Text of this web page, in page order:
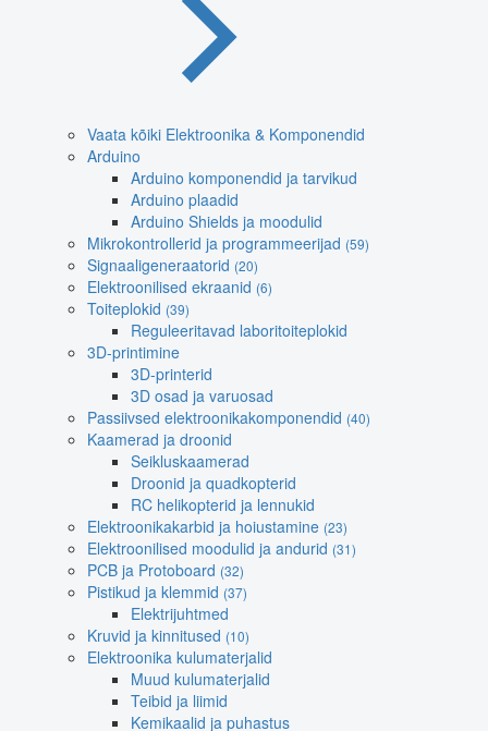
Vaata kõiki Elektroonika & Komponendid
Arduino
Arduino komponendid ja tarvikud
Arduino plaadid
Arduino Shields ja moodulid
Mikrokontrollerid ja programmeerijad (59)
Signaaligeneraatorid (20)
Elektroonilised ekraanid (6)
Toiteplokid (39)
Reguleeritavad laboritoiteplokid
3D-printimine
3D-printerid
3D osad ja varuosad
Passiivsed elektroonikakomponendid (40)
Kaamerad ja droonid
Seikluskaamerad
Droonid ja quadkopterid
RC helikopterid ja lennukid
Elektroonikakarbid ja hoiustamine (23)
Elektroonilised moodulid ja andurid (31)
PCB ja Protoboard (32)
Pistikud ja klemmid (37)
Elektrijuhtmed
Kruvid ja kinnitused (10)
Elektroonika kulumaterjalid
Muud kulumaterjalid
Teibid ja liimid
Kemikaalid ja puhastus